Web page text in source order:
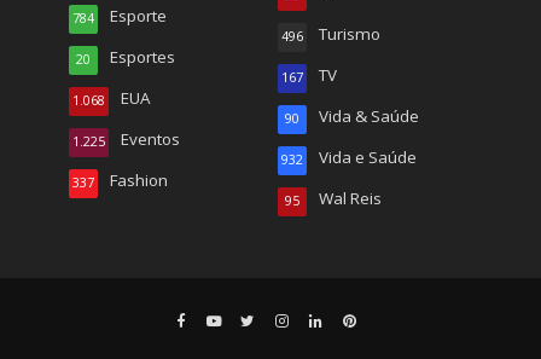
Esporte
784
Esportes
20
EUA
1.068
Eventos
1.225
Fashion
337
Turismo
496
TV
167
Vida & Saúde
90
Vida e Saúde
932
Wal Reis
95